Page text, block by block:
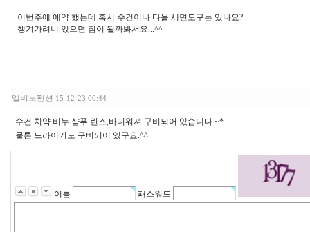
이번주에 예약 했는데 혹시 수건이나 타올 세면도구는 있나요?
챙겨가려니 있으면 짐이 될까봐서요...^^
엘비노펜션 15-12-23 00:44
수건.치약.비누.샴푸.린스,바디워셔 구비되어 있습니다.~*
물론 드라이기도 구비되어 있구요.^^
이름 패스워드